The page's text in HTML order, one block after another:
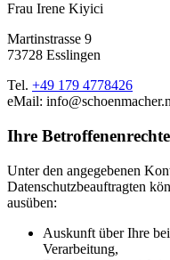
Frau Irene Kiyici
Martinstrasse 9
73728 Esslingen
Tel. +49 179 4778426
eMail:
Ihre Betroffenenrechte
Unter den angegebenen
Datenschutzbeauftragten
ausüben:
Auskunft über Ihre
Verarbeitung,